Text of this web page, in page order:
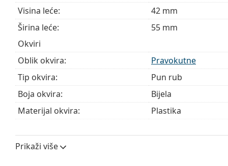
Visina leće:
42 mm
Širina leće:
55 mm
Okviri
Oblik okvira:
Pravokutne
Tip okvira:
Pun rub
Boja okvira:
Bijela
Materijal okvira:
Plastika
Širina:
Prikaži više